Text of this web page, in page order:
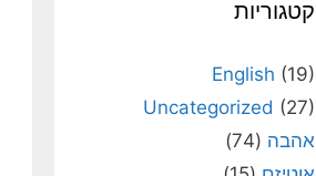
קטגוריות
English (19)
Uncategorized (27)
אהבה (74)